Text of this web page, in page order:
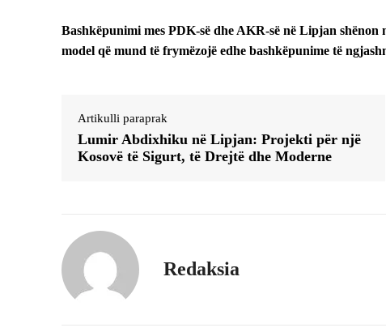
Bashkëpunimi mes PDK-së dhe AKR-së në Lipjan
model që mund të frymëzojë edhe bashkëpunime të
Artikulli paraprak
Lumir Abdixhiku në Lipjan: Projekti për një
Kosovë të Sigurt, të Drejtë dhe Moderne
Redaksia